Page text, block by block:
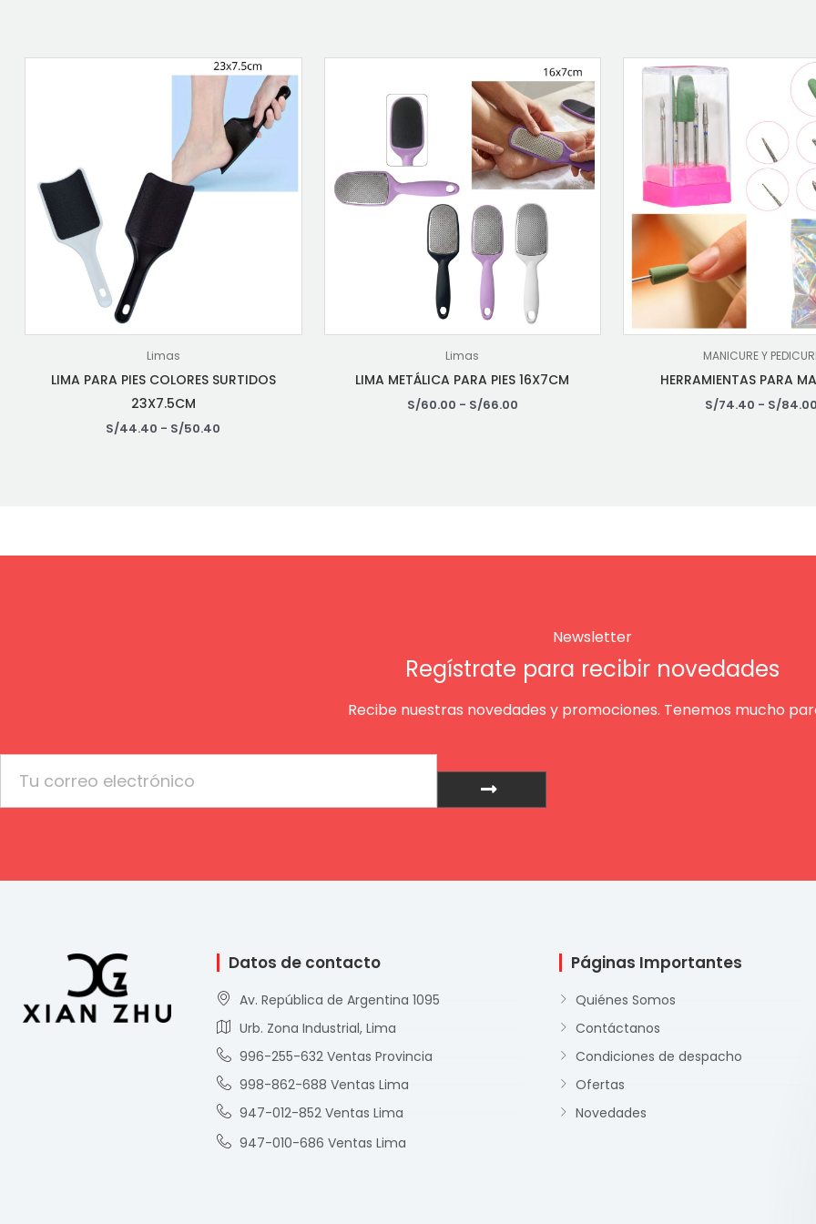
Limas
LIMA PARA PIES COLORES SURTIDOS
23X7.5CM
S/44.40 - S/50.40
Limas
LIMA METÁLICA PARA PIES 16X7CM
S/60.00 - S/66.00
MANICURE Y
HERRAMIENTAS PARA
S/74.40 - S/
Newsletter
Regístrate para recibir novedades
Recibe nuestras novedades y promociones. Tenemos mucho
Enviar
Datos de contacto
Av. República de Argentina 1095
Urb. Zona Industrial, Lima
996-255-632 Ventas Provincia
998-862-688 Ventas Lima
947-012-852 Ventas Lima
947-010-686 Ventas Lima
Páginas Importantes
Quiénes Somos
Contáctanos
Condiciones de despacho
Ofertas
Novedades